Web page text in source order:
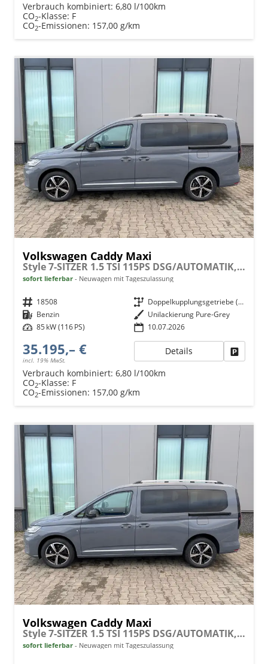
Verbrauch kombiniert: 6,80 l/100km
CO2-Klasse: F
CO2-Emissionen: 157,00 g/km
Volkswagen Caddy Maxi
Style 7-SITZER 1.5 TSI 115PS DSG/AUTOMATIK, PURE-GREY, 17" Alu/Ganzjahresreifen, Winterpaket, ACC-Tempomat, Toter-Winkel, ParkAssist, Parksensoren vo/hi, Rückfahrkamera, Radio Ready2Discover 10" + Wireless AppConnect, Climatronic, Abgedunkelte Scheiben
sofort lieferbar Neuwagen mit Tageszulassung
Fahrzeugnr. 18508 Getriebe
Doppelkupplungsgetriebe (DSG)
Kraftstoff Benzin Außenfarbe Unilackierung Pure-Grey
Leistung 85 kW (116 PS) 10.07.2026
35.195,– €
incl. 19% MwSt.
Details
Verbrauch kombiniert: 6,80 l/100km
CO2-Klasse: F
CO2-Emissionen: 157,00 g/km
Volkswagen Caddy Maxi
Style 7-SITZER 1.5 TSI 115PS DSG/AUTOMATIK, PURE-GREY, 17" Alu/Ganzjahresreifen, Winterpaket, ACC-Tempomat, Toter-Winkel, ParkAssist, Parksensoren vo/hi, Rückfahrkamera, Radio Ready2Discover 10" + Wireless AppConnect, Climatronic, Abgedunkelte Scheiben
sofort lieferbar Neuwagen mit Tageszulassung